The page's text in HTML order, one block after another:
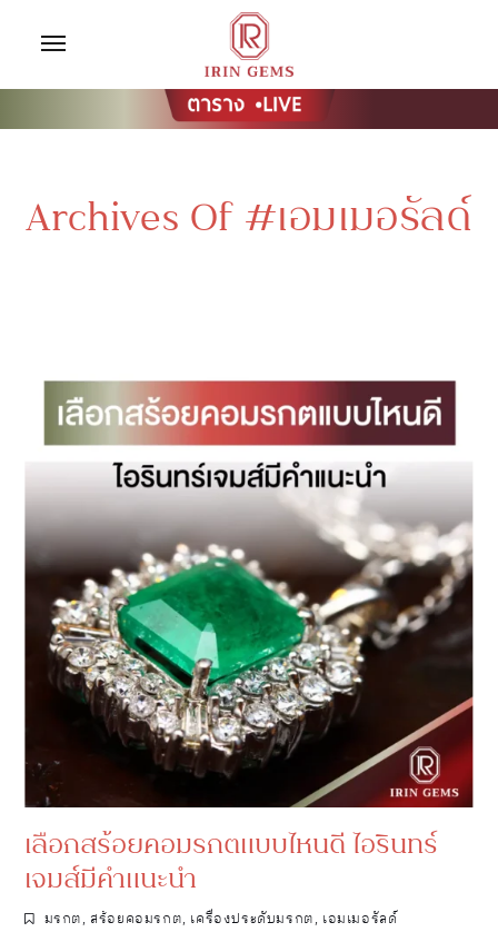
Archives Of #เอมเมอรัลด์
เลือกสร้อยคอมรกตแบบไหนดี ไอรินทร์
เจมส์มีคำแนะนำ
มรกต, สร้อยคอมรกต, เครื่องประดับมรกต, เอมเมอรัลด์